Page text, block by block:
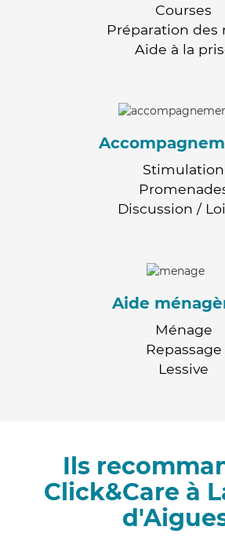
Courses
Préparation des
Aide à la
Stimulation
Discussion /
Aide
Ménage
Repassage
Lessive
Ils
Click&Care à